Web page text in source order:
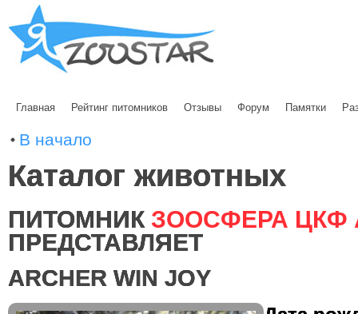
Главная Рейтинг питомников Отзывы Форум Памятки
В начало
Каталог животных
ПИТОМНИК ЗООСФЕРА ЦКФ
ПРЕДСТАВЛЯЕТ
ARCHER WIN JOY